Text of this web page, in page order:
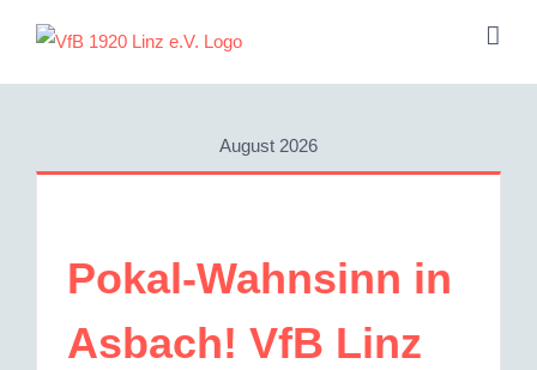
springen
August 2026
Pokal-Wahnsinn in
Asbach! VfB Linz